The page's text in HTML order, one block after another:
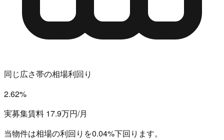
同じ広さ帯の相場利回り
2.62%
実募集賃料 17.9万円/月
当物件は相場の利回りを0.04%下回ります。